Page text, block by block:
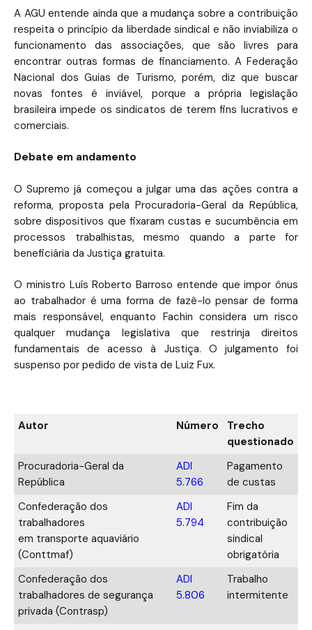
A AGU entende ainda que a mudança sobre a contribuição
respeita o princípio da liberdade sindical e não inviabiliza o
funcionamento das associações, que são livres para
encontrar outras formas de financiamento. A Federação
Nacional dos Guias de Turismo, porém, diz que buscar
novas fontes é inviável, porque a própria legislação
brasileira impede os sindicatos de terem fins lucrativos e
comerciais.
Debate em andamento
O Supremo já começou a julgar uma das ações contra a
reforma, proposta pela Procuradoria-Geral da República,
sobre dispositivos que fixaram custas e sucumbência em
processos trabalhistas, mesmo quando a parte for
beneficiária da Justiça gratuita.
O ministro Luís Roberto Barroso entende que impor ônus
ao trabalhador é uma forma de fazê-lo pensar de forma
mais responsável, enquanto Fachin considera um risco
qualquer mudança legislativa que restrinja direitos
fundamentais de acesso à Justiça. O julgamento foi
suspenso por pedido de vista de Luiz Fux.
Autor
Número
Trecho
questionado
Procuradoria-Geral da
República
ADI
5.766
Pagamento
de custas
Confederação dos
trabalhadores
em transporte aquaviário
(Conttmaf)
ADI
5.794
Fim da
contribuição
sindical
obrigatória
Confederação dos
trabalhadores de segurança
privada (Contrasp)
ADI
5.806
Trabalho
intermitente